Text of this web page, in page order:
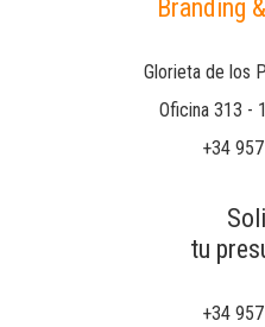
Branding
Glorieta de los
Oficina 313 -
+34
tu
+34